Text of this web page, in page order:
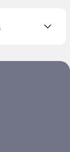
Банке